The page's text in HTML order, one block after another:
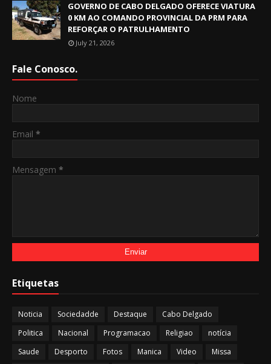
GOVERNO DE CABO DELGADO OFERECE VIATURA
0 KM AO COMANDO PROVINCIAL DA PRM PARA
REFORÇAR O PATRULHAMENTO
July 21, 2026
Fale Conosco.
Nome
Email *
Mensagem *
Etiquetas
Noticia Sociedadde Destaque
Cabo Delgado
Politica
Nacional Programacao Religiao
notícia
Saude
Desporto Fotos Manica Video
Missa